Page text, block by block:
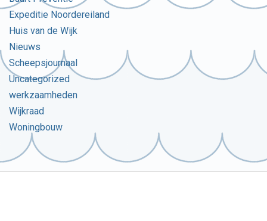
Expeditie Noordereiland
Huis van de Wijk
Nieuws
Scheepsjournaal
Uncategorized
werkzaamheden
Wijkraad
Woningbouw